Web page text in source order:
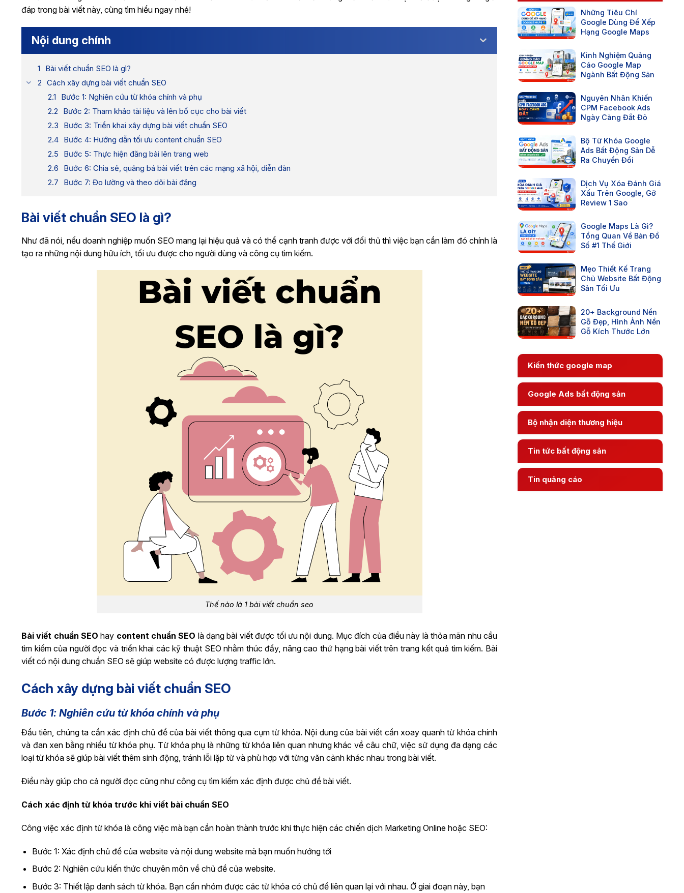
đáp trong bài viết này, cùng tìm hiểu ngay nhé!
Nội dung chính
Bài viết chuẩn SEO là gì?
Cách xây dựng bài viết chuẩn SEO
Bước 1: Nghiên cứu từ khóa chính và phụ
Bước 2: Tham khảo tài liệu và lên bố cục cho bài viết
Bước 3: Triển khai xây dựng bài viết chuẩn SEO
Bước 4: Hướng dẫn tối ưu content chuẩn SEO
Bước 5: Thực hiện đăng bài lên trang web
Bước 6: Chia sẻ, quảng bá bài viết trên các mạng xã hội, diễn đàn
Bước 7: Đo lường và theo dõi bài đăng
Bài viết chuẩn SEO là gì?
Như đã nói, nếu doanh nghiệp muốn SEO mang lại hiệu quả và có thể cạnh tranh được với đối thủ thì việc bạn cần làm đó chính là
tạo ra những nội dung hữu ích, tối ưu được cho người dùng và công cụ tìm kiếm.
Thế nào là 1 bài viết chuẩn seo
Bài viết chuẩn SEO hay content chuẩn SEO là dạng bài viết được tối ưu nội dung. Mục đích của điều này là thỏa mãn nhu cầu
tìm kiếm của người đọc và triển khai các kỹ thuật SEO nhằm thúc đẩy, nâng cao thứ hạng bài viết trên trang kết quả tìm kiếm. Bài
viết có nội dung chuẩn SEO sẽ giúp website có được lượng traffic lớn.
Cách xây dựng bài viết chuẩn SEO
Bước 1: Nghiên cứu từ khóa chính và phụ
Đầu tiên, chúng ta cần xác định chủ đề của bài viết thông qua cụm từ khóa. Nội dung của bài viết cần xoay quanh từ khóa chính
và đan xen bằng nhiều từ khóa phụ. Từ khóa phụ là những từ khóa liên quan nhưng khác về câu chữ, việc sử dụng đa dạng các
loại từ khóa sẽ giúp bài viết thêm sinh động, tránh lỗi lặp từ và phù hợp với từng văn cảnh khác nhau trong bài viết.
Điều này giúp cho cả người đọc cũng như công cụ tìm kiếm xác định được chủ đề bài viết.
Cách xác định từ khóa trước khi viết bài chuẩn SEO
Công việc xác định từ khóa là công việc mà bạn cần hoàn thành trước khi thực hiện các chiến dịch Marketing Online hoặc SEO:
Bước 1: Xác định chủ đề của website và nội dung website mà bạn muốn hướng tới
Bước 2: Nghiên cứu kiến thức chuyên môn về chủ đề của website.
Bước 3: Thiết lập danh sách từ khóa. Bạn cần nhóm được các từ khóa có chủ đề liên quan lại với nhau. Ở giai đoạn này, bạn
Những Tiêu Chí
Google Dùng Để Xếp
Hạng Google Maps
Kinh Nghiệm Quảng
Cáo Google Map
Ngành Bất Động Sản
Nguyên Nhân Khiến
CPM Facebook Ads
Ngày Càng Đắt Đỏ
Bộ Từ Khóa Google
Ads Bất Động Sản Dễ
Ra Chuyển Đổi
Dịch Vụ Xóa Đánh Giá
Xấu Trên Google, Gỡ
Review 1 Sao
Google Maps Là Gì?
Tổng Quan Về Bản Đồ
Số #1 Thế Giới
Mẹo Thiết Kế Trang
Chủ Website Bất Động
Sản Tối Ưu
20+ Background Nền
Gỗ Đẹp, Hình Ảnh Nền
Gỗ Kích Thước Lớn
Kiến thức google map
Google Ads bất động sản
Bộ nhận diện thương hiệu
Tin tức bất động sản
Tin quảng cáo